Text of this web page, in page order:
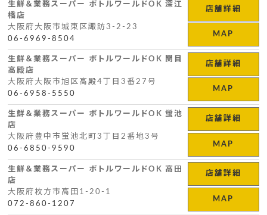
生鮮＆業務スーパー ボトルワールドOK 深江
橋店
大阪府大阪市城東区諏訪3-2-23
06-6969-8504
店舗詳細
MAP
生鮮＆業務スーパー ボトルワールドOK 関目
高殿店
大阪府大阪市旭区高殿4丁目3番27号
06-6958-5550
店舗詳細
MAP
生鮮＆業務スーパー ボトルワールドOK 蛍池
店
大阪府豊中市蛍池北町3丁目2番地3号
06-6850-9590
店舗詳細
MAP
生鮮＆業務スーパー ボトルワールドOK 高田
店
大阪府枚方市高田1-20-1
072-860-1207
店舗詳細
MAP